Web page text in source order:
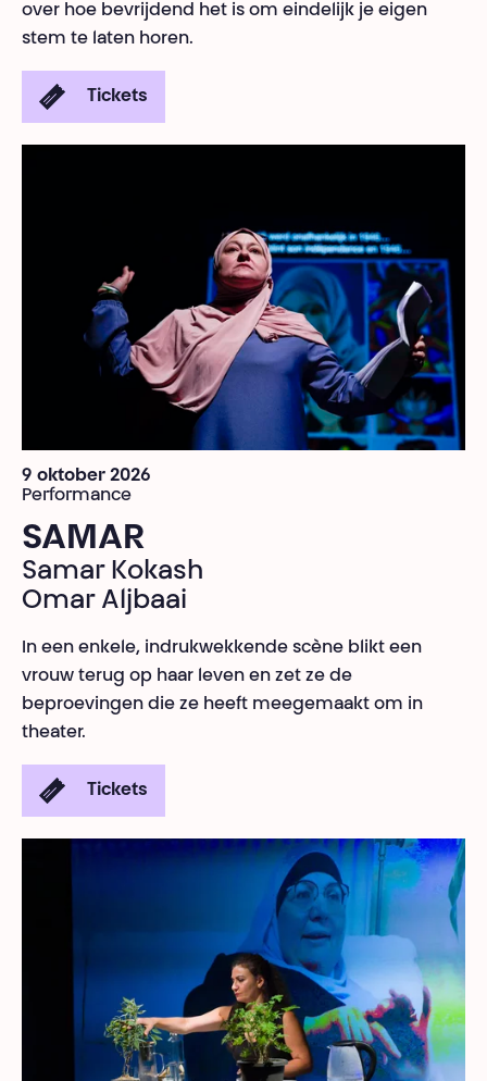
over hoe bevrijdend het is om eindelijk je eigen
stem te laten horen.
Tickets
9 oktober 2026
Performance
SAMAR
Samar Kokash
Omar Aljbaai
In een enkele, indrukwekkende scène blikt een
vrouw terug op haar leven en zet ze de
beproevingen die ze heeft meegemaakt om in
theater.
Tickets